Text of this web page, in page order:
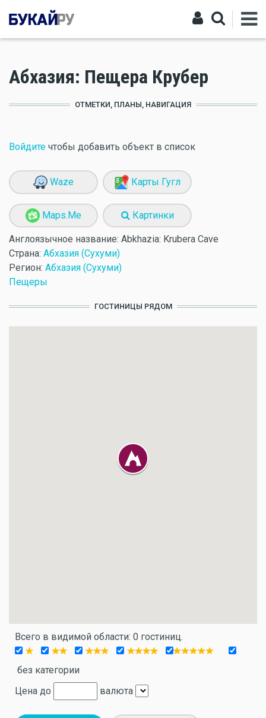
Абхазия: Пещера Крубер
ОТМЕТКИ, ПЛАНЫ, НАВИГАЦИЯ
Войдите чтобы добавить объект в список
Waze Карты Гугл
Maps.Me Картинки
Англоязычное название: Abkhazia: Krubera Cave
Страна: Абхазия (Сухуми)
Регион: Абхазия (Сухуми)
Пещеры
ГОСТИНИЦЫ РЯДОМ
Всего в видимой области: 0 гостиниц.
без категории
Цена до
валюта